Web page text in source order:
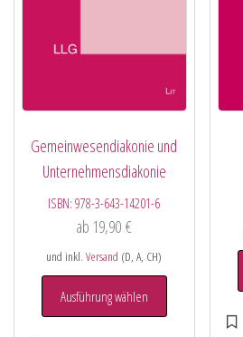
Gemeinwesendiakonie und
Unternehmensdiakonie
ISBN:978-3-643-14201-6
ab 19,90€
und inkl.Versand (D, A, CH)
Ausführung wählen